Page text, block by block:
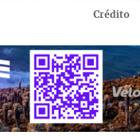
Crédito